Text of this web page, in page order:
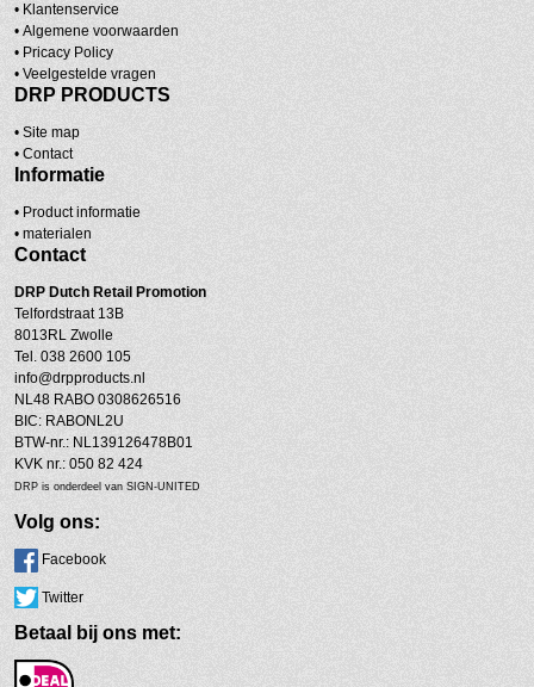
• Klantenservice
• Algemene voorwaarden
• Pricacy Policy
• Veelgestelde vragen
DRP PRODUCTS
• Site map
• Contact
Informatie
• Product informatie
• materialen
Contact
DRP Dutch Retail Promotion
Telfordstraat 13B
8013RL Zwolle
Tel. 038 2600 105
info@drpproducts.nl
NL48 RABO 0308626516
BIC: RABONL2U
BTW-nr.: NL139126478B01
KVK nr.: 050 82 424
DRP is onderdeel van SIGN-UNITED
Volg ons:
Facebook
Twitter
Betaal bij ons met: